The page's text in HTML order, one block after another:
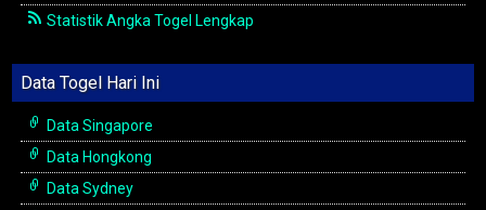
Statistik Angka Togel Lengkap
Data Togel Hari Ini
Data Singapore
Data Hongkong
Data Sydney